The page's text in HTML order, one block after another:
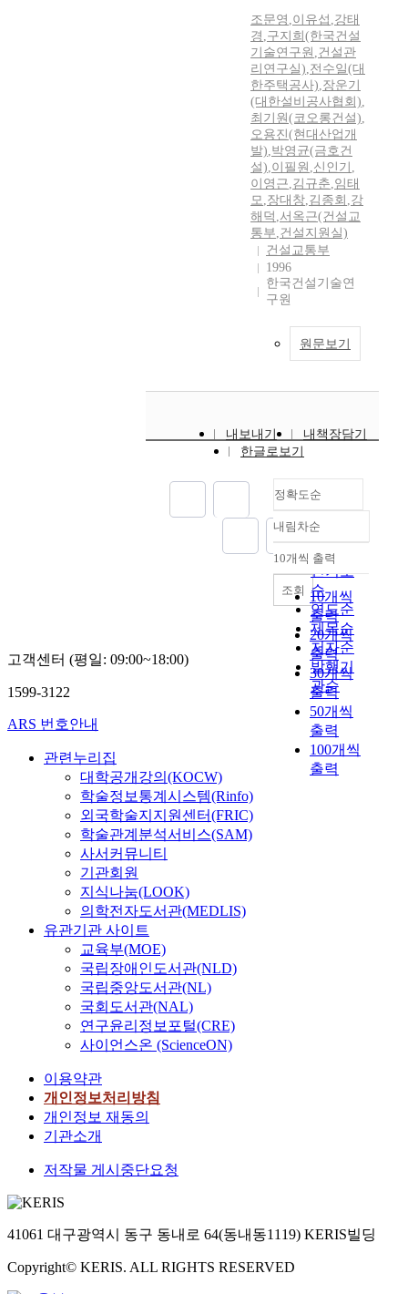
조문영 ,이유섭 ,강태
경 ,구지희(한국건설
기술연구원 ,건설관
리연구실),전수일(대
한주택공사),장운기
(대한설비공사협회),
최기원(코오롱건설),
오용진(현대산업개
발),박영균(금호건
설),이필원 ,신인기 ,
이영근,김규춘,임태
모,장대창,김종회 ,강
해덕 ,서옥근(건설교
통부,건설지원실)
건설교통부
1996
한국건설기술연
구원
원문보기
내보내기
내책장담기
한글로보기
정확도순
정확도
순
인기도
순
연도순
제목순
저자순
발행기
관순
내림차순
내림차순
10개씩 출력
10개씩
출력
20개씩
출력
30개씩
출력
50개씩
출력
100개씩
출력
조회
고객센터 (평일: 09:00~18:00)
1599-3122
ARS 번호안내
관련누리집
대학공개강의(KOCW)
학술정보통계시스템(Rinfo)
외국학술지지원센터(FRIC)
학술관계분석서비스(SAM)
사서커뮤니티
기관회원
지식나눔(LOOK)
의학전자도서관(MEDLIS)
유관기관 사이트
교육부(MOE)
국립장애인도서관(NLD)
국립중앙도서관(NL)
국회도서관(NAL)
연구윤리정보포털(CRE)
사이언스온 (ScienceON)
이용약관
개인정보처리방침
개인정보 재동의
기관소개
저작물 게시중단요청
41061 대구광역시 동구 동내로 64(동내동1119) KERIS빌딩
Copyright© KERIS. ALL RIGHTS RESERVED